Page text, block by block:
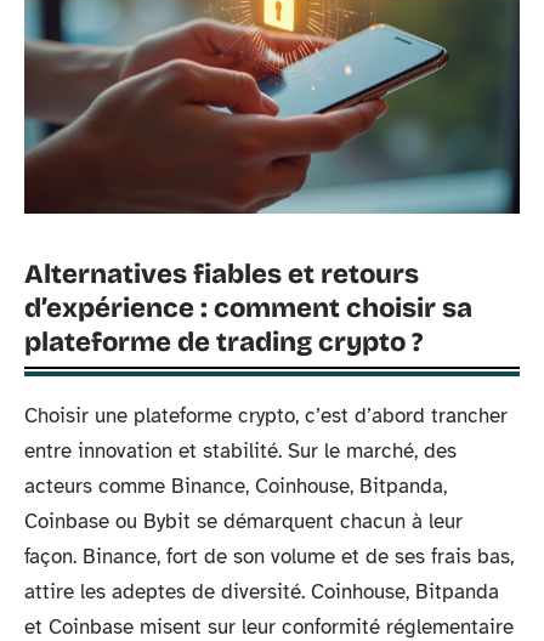
Alternatives fiables et retours
d’expérience : comment choisir sa
plateforme de trading crypto ?
Choisir une plateforme crypto, c’est d’abord trancher
entre innovation et stabilité. Sur le marché, des
acteurs comme Binance, Coinhouse, Bitpanda,
Coinbase ou Bybit se démarquent chacun à leur
façon. Binance, fort de son volume et de ses frais bas,
attire les adeptes de diversité. Coinhouse, Bitpanda
et Coinbase misent sur leur conformité réglementaire